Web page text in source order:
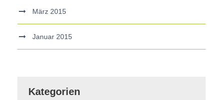
März 2015
Januar 2015
Kategorien